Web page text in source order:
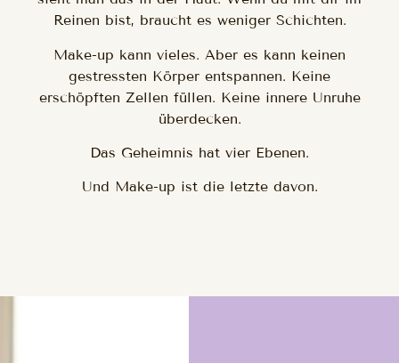
Reinen bist, braucht es weniger Schichten.
Make-up kann vieles. Aber es kann keinen
gestressten Körper entspannen. Keine
erschöpften Zellen füllen. Keine innere Unruhe
überdecken.
Das Geheimnis hat vier Ebenen.
Und Make-up ist die letzte davon.